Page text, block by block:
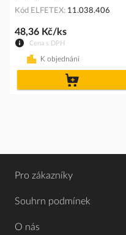
Kód ELFETEX 11.038.406
Cena s DPH
48,36 Kč/ks
K objednání
Pro zákazníky
Souhrn podmínek
O nás